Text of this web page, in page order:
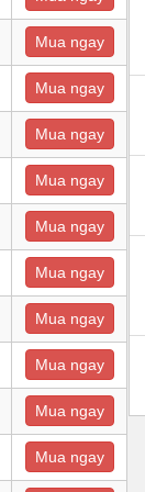
Mua ngay
Mua ngay
Mua ngay
Mua ngay
Mua ngay
Mua ngay
Mua ngay
Mua ngay
Mua ngay
Mua ngay